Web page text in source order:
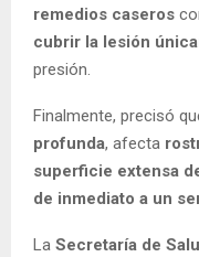
remedios caseros
cubrir la lesión
presión.
Finalmente, precisó
profunda, afecta
superficie extensa
de inmediato a un
La Secretaría de